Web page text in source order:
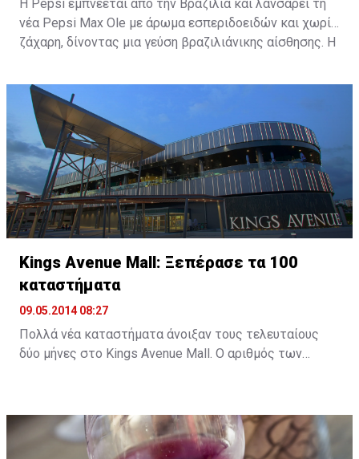
Η Pepsi εμπνέεται από την Βραζιλία και λανσάρει τη
νέα Pepsi Max Ole με άρωμα εσπεριδοειδών και χωρίς
ζάχαρη, δίνοντας μια γεύση βραζιλιάνικης αίσθησης. Η
εξωτερικό και στην Ελλάδα σε περιορισμένη έκδοση.
Kings Avenue Mall: Ξεπέρασε τα 100
καταστήματα
09.05.2014 08:27
Πολλά νέα καταστήματα άνοιξαν τους τελευταίους
δύο μήνες στο Kings Avenue Mall. Ο αριθμός των
σε είδη ένδυσης , υπόδησης, αξεσουάρ, υπηρεσιών και
εστίασης.